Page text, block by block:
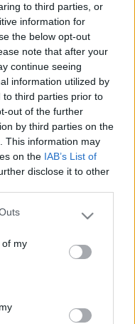
to third parties, or
information for
the below opt-out
note that after your
continue seeing
information utilized by
to third parties prior to
out of the further
by third parties on the
This information may
on the IAB’s List of
disclose it to other
one or more Google
You may click to
in below Google
of my
trivalente funziona o a
verde accesa) , o a gas
poi non sapendo
credo sia cosi), per cui
raffredda deduco che
e frigo su 12v giusto
caso devi controllare
la resistenza, per il gas
si accende regolare. Fai
funziona o a 12v (spia
, o a gas ,e in questo caso